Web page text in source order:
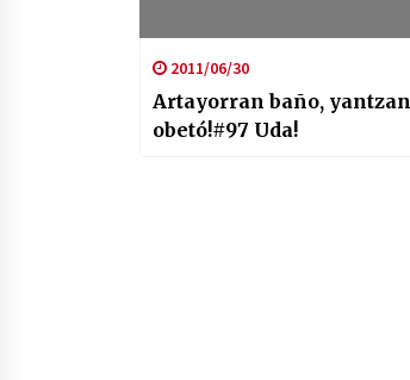
2011/06/30
Artayorran baño, yantzan
obetó!#97 Uda!